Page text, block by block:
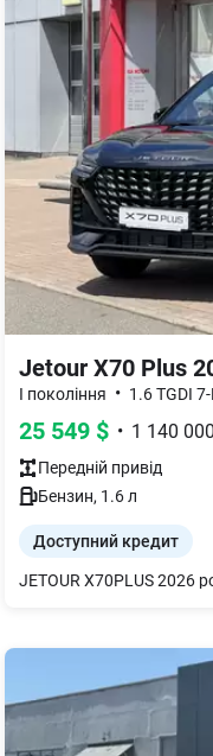
Jetour X70 Plus
I покоління • 1.6 TGDI
25 549 $ • 1 140 000
Передній привід
Бензин, 1.6л
Доступний кредит